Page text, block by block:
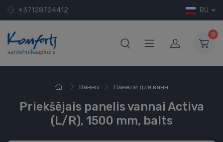
+37128724412 RU
0
Ванны Панели для ванн
Priekšējais panelis vannai Activa
(L/R), 1500 mm, balts